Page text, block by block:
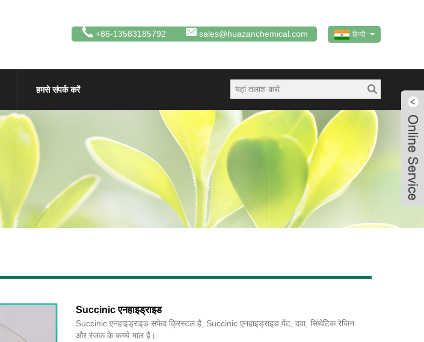
हिन्दी
+86-13583185792 sales@huazanchemical.com
हमसे संपर्क करें
Succinic एनहाइड्राइड
Succinic एनहाइड्राइड सफेद क्रिस्टल है, Succinic एनहाइड्राइड पेंट, दवा, सिंथेटिक रेजिन
और रंजक के कच्चे माल है।